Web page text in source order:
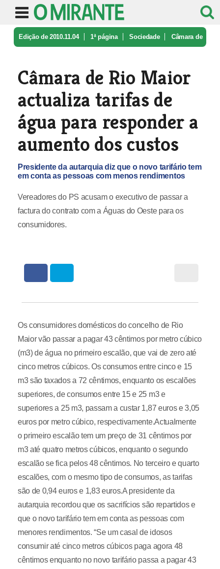
Edição de 2010.11.04 1ª página Sociedade Câmara de
Câmara de Rio Maior
actualiza tarifas de
água para responder a
aumento dos custos
Presidente da autarquia diz que o novo tarifário tem
em conta as pessoas com menos rendimentos
Vereadores do PS acusam o executivo de passar a
factura do contrato com a Águas do Oeste para os
consumidores.
Os consumidores domésticos do concelho de Rio
Maior vão passar a pagar 43 cêntimos por metro cúbico
(m3) de água no primeiro escalão, que vai de zero até
cinco metros cúbicos. Os consumos entre cinco e 15
m3 são taxados a 72 cêntimos, enquanto os escalões
superiores, de consumos entre 15 e 25 m3 e
superiores a 25 m3, passam a custar 1,87 euros e 3,05
euros por metro cúbico, respectivamente.Actualmente
o primeiro escalão tem um preço de 31 cêntimos por
m3 até quatro metros cúbicos, enquanto o segundo
escalão se fica pelos 48 cêntimos. No terceiro e quarto
escalões, com o mesmo tipo de consumos, as tarifas
são de 0,94 euros e 1,83 euros.A presidente da
autarquia recordou que os sacrifícios são repartidos e
que o novo tarifário tem em conta as pessoas com
menores rendimentos. “Se um casal de idosos
consumir até cinco metros cúbicos paga agora 48
cêntimos enquanto no novo tarifário passa a pagar 43